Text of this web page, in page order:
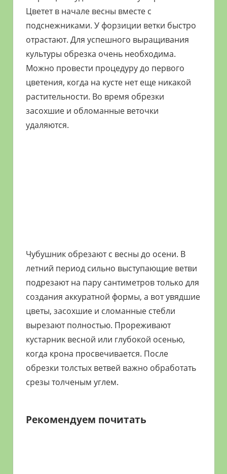
Цветет в начале весны вместе с
подснежниками. У форзиции ветки быстро
отрастают. Для успешного выращивания
культуры обрезка очень необходима.
Можно провести процедуру до первого
цветения, когда на кусте нет еще никакой
растительности. Во время обрезки
засохшие и обломанные веточки
удаляются.
Чубушник обрезают с весны до осени. В
летний период сильно выступающие ветви
подрезают на пару сантиметров только для
создания аккуратной формы, а вот увядшие
цветы, засохшие и сломанные стебли
вырезают полностью. Прореживают
кустарник весной или глубокой осенью,
когда крона просвечивается. После
обрезки толстых ветвей важно обработать
срезы толченым углем.
Рекомендуем почитать